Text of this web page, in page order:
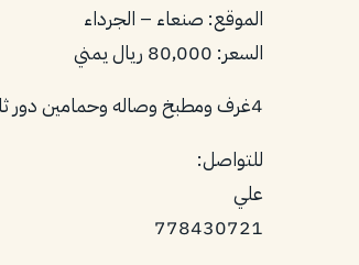
الموقع: صنعاء – الجرداء
السعر: 80,000 ريال يمني
4غرف ومطبخ وصاله وحمامين دور ثاني بـ80 الف في الجرداء.
للتواصل:
علي
778430721